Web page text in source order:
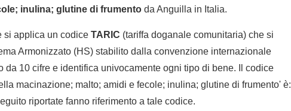
inulina; glutine di frumento da Anguilla in Italia.
si applica un codice TARIC (tariffa doganale comunitaria) che si
Armonizzato (HS) stabilito dalla convenzione internazionale
da 10 cifre e identifica univocamente ogni tipo di bene. Il codice
macinazione; malto; amidi e fecole; inulina; glutine di frumento' è:
riportate fanno riferimento a tale codice.